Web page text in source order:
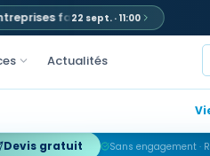
au RGPD, à l'AI Act et à NIS2 ?
22 sept. · 11:00
Actualités
Devis gratuit Sans engagement ·